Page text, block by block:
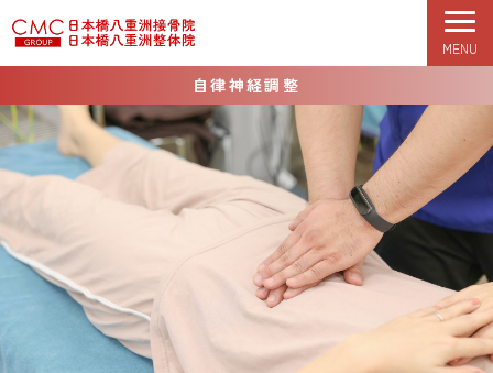
MENU
初めての方へ 症状改善期
自律神経調整